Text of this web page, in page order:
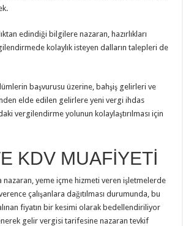
edindiği bilgilere nazaran, hazırlıkları
kolaylık isteyen dalların talepleri de
başvurusu üzerine, bahşiş gelirleri ve
elde edilen gelirlere yeni vergi ihdas
vergilendirme yolunun kolaylaştırılması için
KDV MUAFİYETİ
nazaran, yeme içme hizmeti veren işletmelerde
çalışanlara dağıtılması durumunda, bu
fiyatın bir kesimi olarak bedellendiriliyor
gelir vergisi tarifesine nazaran tevkif